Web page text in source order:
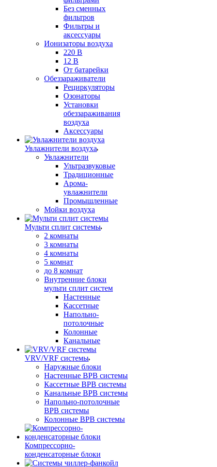
Без сменных
фильтров
Фильтры и
аксессуары
Ионизаторы воздуха
220 В
12 В
От батарейки
Обеззараживатели
Рециркуляторы
Озонаторы
Установки
обеззараживания
воздуха
Аксессуары
Увлажнители воздуха
Увлажнители
Ультразвуковые
Традиционные
Арома-
увлажнители
Промышленные
Мойки воздуха
Мульти сплит системы
2 комнаты
3 комнаты
4 комнаты
5 комнат
до 8 комнат
Внутренние блоки
мульти сплит систем
Настенные
Кассетные
Напольно-
потолочные
Колонные
Канальные
VRV/VRF системы
Наружные блоки
Настенные ВРВ системы
Кассетные ВРВ системы
Канальные ВРВ системы
Напольно-потолочные
ВРВ системы
Колонные ВРВ системы
Компрессорно-
конденсаторные блоки